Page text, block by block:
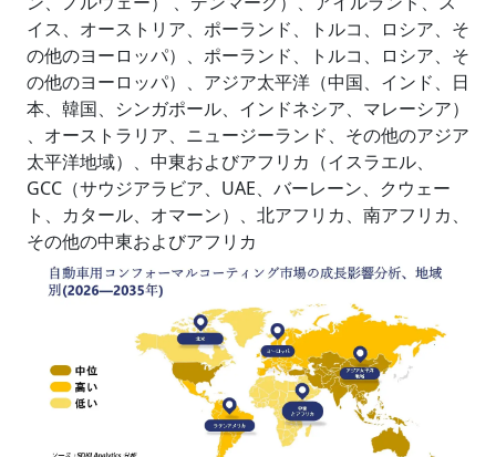
イス、オーストリア、ポーランド、トルコ、ロシア、そ
の他のヨーロッパ）、ポーランド、トルコ、ロシア、そ
の他のヨーロッパ）、アジア太平洋（中国、インド、日
本、韓国、シンガポール、インドネシア、マレーシア）
、オーストラリア、ニュージーランド、その他のアジア
太平洋地域）、中東およびアフリカ（イスラエル、
GCC（サウジアラビア、UAE、バーレーン、クウェー
ト、カタール、オマーン）、北アフリカ、南アフリカ、
その他の中東およびアフリカ